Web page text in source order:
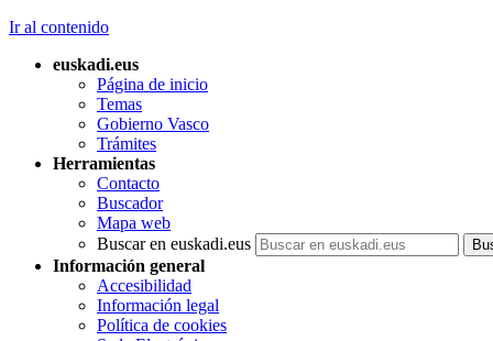
Ir al contenido
euskadi.eus
Página de inicio
Temas
Gobierno Vasco
Trámites
Herramientas
Contacto
Buscador
Mapa web
Buscar en euskadi.eus
Información general
Accesibilidad
Información legal
Política de cookies